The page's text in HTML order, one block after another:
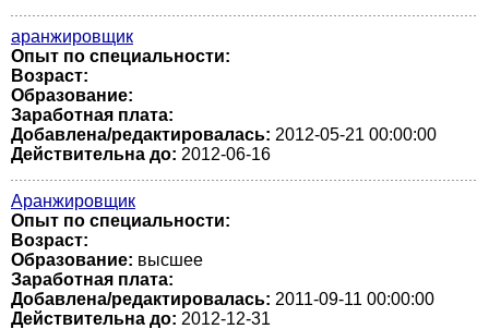
аранжировщик
Опыт по специальности:
Возраст:
Образование:
Заработная плата:
Добавлена/редактировалась: 2012-05-21 00:00:00
Действительна до: 2012-06-16
Аранжировщик
Опыт по специальности:
Возраст:
Образование: высшее
Заработная плата:
Добавлена/редактировалась: 2011-09-11 00:00:00
Действительна до: 2012-12-31